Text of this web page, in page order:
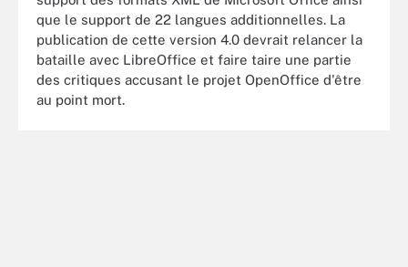
que le support de 22 langues additionnelles. La
publication de cette version 4.0 devrait relancer la
bataille avec LibreOffice et faire taire une partie
des critiques accusant le projet OpenOffice d'être
au point mort.